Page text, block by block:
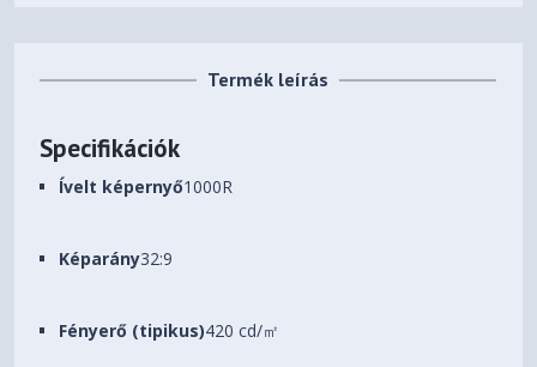
Gamer (játékosoknak)
Termék leírás
Specifikációk
Ívelt képernyő1000R
Képarány32:9
Fényerő (tipikus)420 cd/㎡